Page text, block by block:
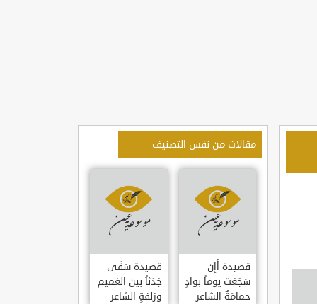
مقالات من نفس التصنيف
قصيدة أإن
سَجَعَت يوماً بوادٍ
حمامَةٌ الشاعر
قصيدة سَقَى
جَدَثاً بين الغميم
وزلفةٍ الشاعر